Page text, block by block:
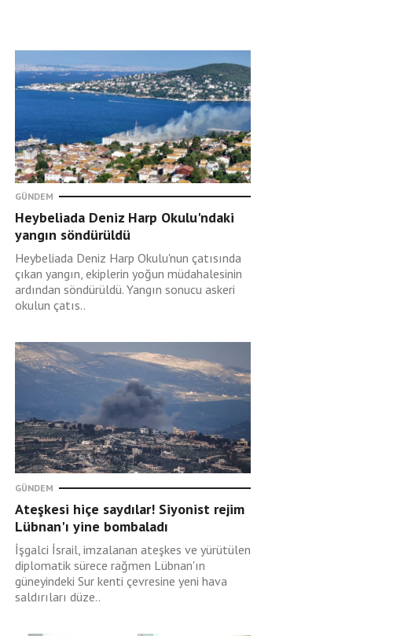
GÜNDEM
Heybeliada Deniz Harp Okulu'ndaki
yangın söndürüldü
Heybeliada Deniz Harp Okulu'nun çatısında
çıkan yangın, ekiplerin yoğun müdahalesinin
ardından söndürüldü. Yangın sonucu askeri
okulun çatıs..
GÜNDEM
Ateşkesi hiçe saydılar! Siyonist rejim
Lübnan'ı yine bombaladı
İşgalci İsrail, imzalanan ateşkes ve yürütülen
diplomatik sürece rağmen Lübnan'ın
güneyindeki Sur kenti çevresine yeni hava
saldırıları düze..